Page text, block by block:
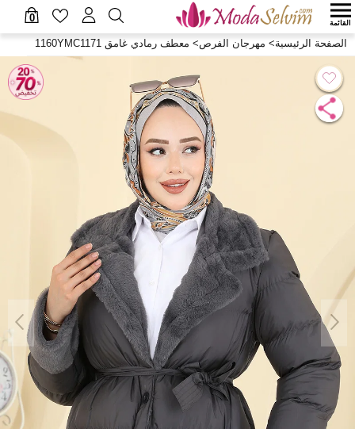
0 القائمة
الصفحة الرئيسية> مهرجان الفرص> معطف رمادي غامق 1160YMC1171